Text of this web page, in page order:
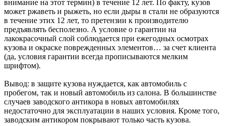
внимание на этот термин) в течение 12 лет. По факту, кузов
может ржаветь и рыжеть, но если дыры в стали не образуются
в течение этих 12 лет, то претензии к производителю
предъявлять бесполезно. А условие о гарантии на
лакокрасочный слой соблюдается при ежегодных осмотрах
кузова и окраске поврежденных элементов… за счет клиента
(да, условия гарантии всегда прописываются мелким
шрифтом).
Вывод: в защите кузова нуждается, как автомобиль с
пробегом, так и новый автомобиль из салона. В большинстве
случаев заводского антикора в новых автомобилях
недостаточно для эксплуатации в наших условия. Кроме того,
заводским антикором покрывают только часть кузова.